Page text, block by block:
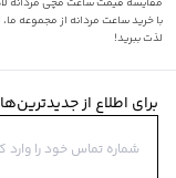
با خرید ساعت مردانه از مجموعه
لذت ببرید!
برای اطلاع از